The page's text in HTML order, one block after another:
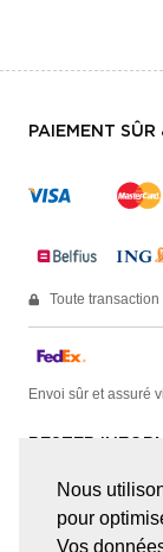
Nous
pour
Vos
PAIEMENT SÛR
Toute
Envoi sûr et assuré
RESTER